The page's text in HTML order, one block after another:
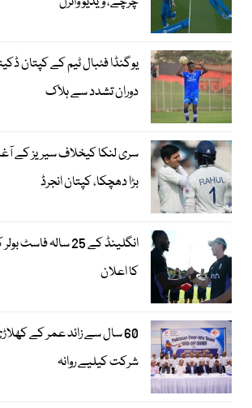
یوگنڈا فٹبال ٹیم کے کپتان
دوران تشدد سے ہلاک
سری لنکا کیخلاف سیریز کے
بڑا دھچکا، کپتان انجرڈ
انگلینڈ کے 25 سالہ
کا اعلان
60 سال سے زائد عمر کے
شرکت کیلیے روانہ